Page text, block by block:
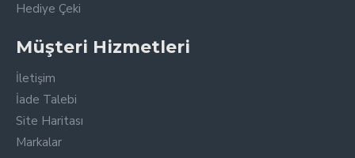
Hediye Çeki
Müşteri Hizmetleri
İletişim
İade Talebi
Site Haritası
Markalar